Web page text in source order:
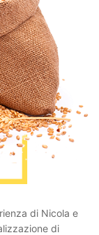
di Nicola e
di